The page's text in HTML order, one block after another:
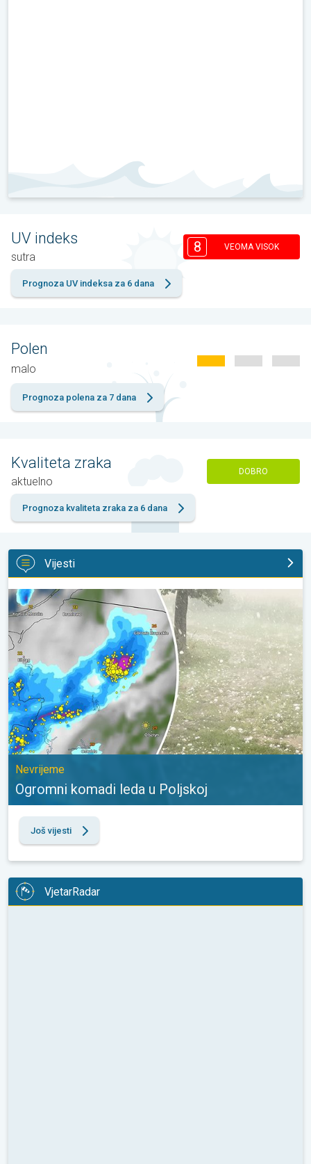
UV indeks
sutra
8 VEOMA VISOK
Prognoza UV indeksa za 6 dana
Polen
malo
Prognoza polena za 7 dana
Kvaliteta zraka
aktuelno
DOBRO
Prognoza kvaliteta zraka za 6 dana
Vijesti
Ogromni komadi leda u Poljskoj. Nevrijeme. . .
Nevrijeme
Ogromni komadi leda u Poljskoj
Još vijesti
VjetarRadar